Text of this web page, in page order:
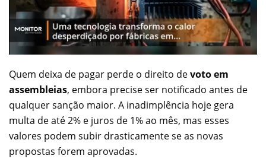
Quem deixa de pagar perde o direito devoto em
assembleias, embora precise ser notificado antes de
qualquer sanção maior. A inadimplência hoje gera
multa de até 2% e juros de 1% ao mês, mas esses
valores podem subir drasticamente se as novas
propostas forem aprovadas.